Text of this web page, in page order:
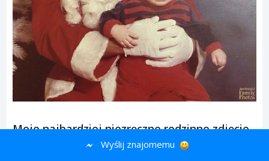
Moje najbardziej niezręczne rodzinne zdjęcie
Wyślij znajomemu